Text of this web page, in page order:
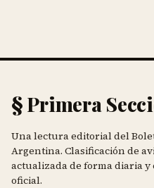
§ Primera
Una lectura editorial del
Argentina. Clasificación de
actualizada de forma diaria
oficial.